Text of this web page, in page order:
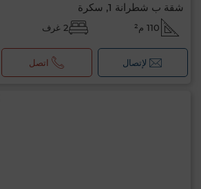
شقة ب شطرانة 1, سكرة
110 م² 2 غرف
لإتصال اتصل